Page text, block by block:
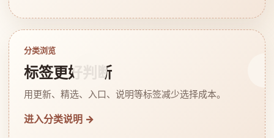
分类浏览
标签更好判断
用更新、精选、入口、说明等标签减少选择成本。
进入分类说明 →